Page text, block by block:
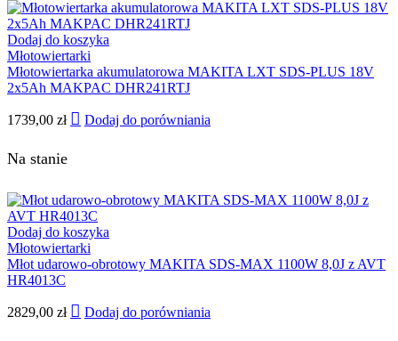
Dodaj do koszyka
Młotowiertarki
Młotowiertarka akumulatorowa MAKITA LXT SDS-PLUS 18V
2x5Ah MAKPAC DHR241RTJ
1739,00 zł Dodaj do porówniania
Na stanie
Dodaj do koszyka
Młotowiertarki
Młot udarowo-obrotowy MAKITA SDS-MAX 1100W 8,0J z AVT
HR4013C
2829,00 zł Dodaj do porówniania